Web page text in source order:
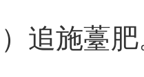
）追施薹